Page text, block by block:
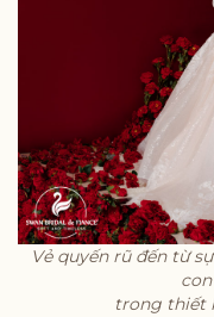
Vẻ quyến rũ đến từ
trong thiết